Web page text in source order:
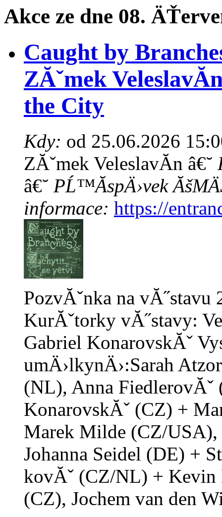
Akce ze dne 08.
Caught by
ZĂˇmek
the City
Kdy: od 25.06.2026
ZĂˇmek VeleslavĂ­n â€˘
â€˘ PĹ™Ă­spÄ›vek
informace: https://
PozvĂˇnka na
KurĂˇtorky vĂ˝stavy:
Gabriel KonarovskĂˇ
umÄ›lkynÄ›:Sarah
(NL), Anna
KonarovskĂˇ (CZ) +
Marek Milde (CZ/
Johanna Seidel (DE) +
kovĂˇ (CZ/NL) + Kevin
(CZ), Jochem van den